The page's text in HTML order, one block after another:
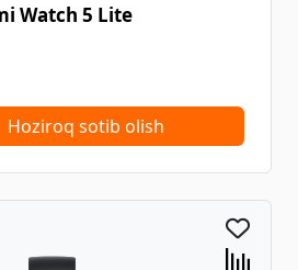
Watch 5 Lite
Hoziroq sotib olish